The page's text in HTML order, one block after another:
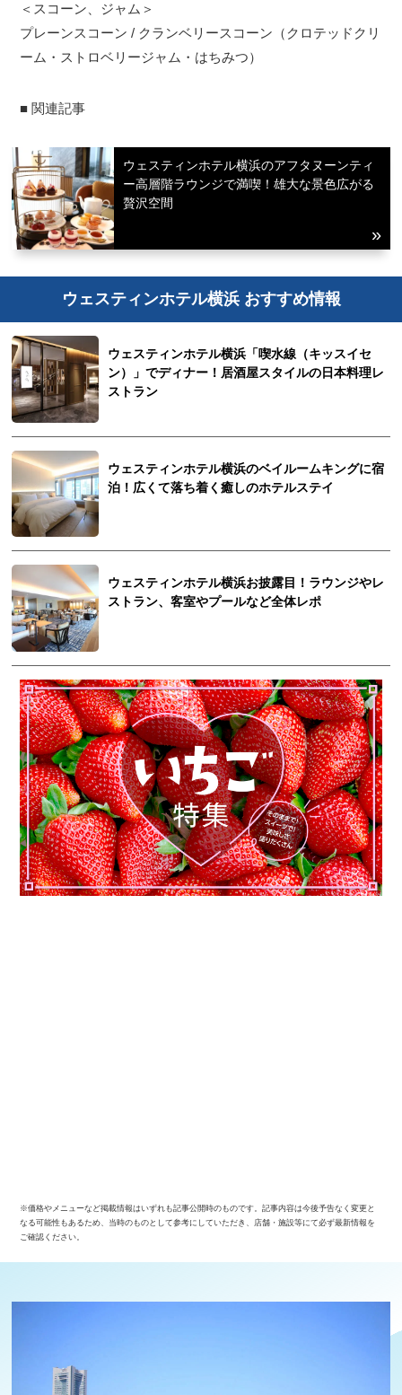
＜スコーン、ジャム＞
プレーンスコーン / クランベリースコーン（クロテッドクリ
ーム・ストロベリージャム・はちみつ）
■ 関連記事
ウェスティンホテル横浜のアフタヌーンティ
ー高層階ラウンジで満喫！雄大な景色広がる
贅沢空間
ウェスティンホテル横浜 おすすめ情報
ウェスティンホテル横浜「喫水線（キッスイセ
ン）」でディナー！居酒屋スタイルの日本料理レ
ストラン
ウェスティンホテル横浜のベイルームキングに宿
泊！広くて落ち着く癒しのホテルステイ
ウェスティンホテル横浜お披露目！ラウンジやレ
ストラン、客室やプールなど全体レポ
※価格やメニューなど掲載情報はいずれも記事公開時のものです。記事内容は今後予告なく変更と
なる可能性もあるため、当時のものとして参考にしていただき、店舗・施設等にて必ず最新情報を
ご確認ください。